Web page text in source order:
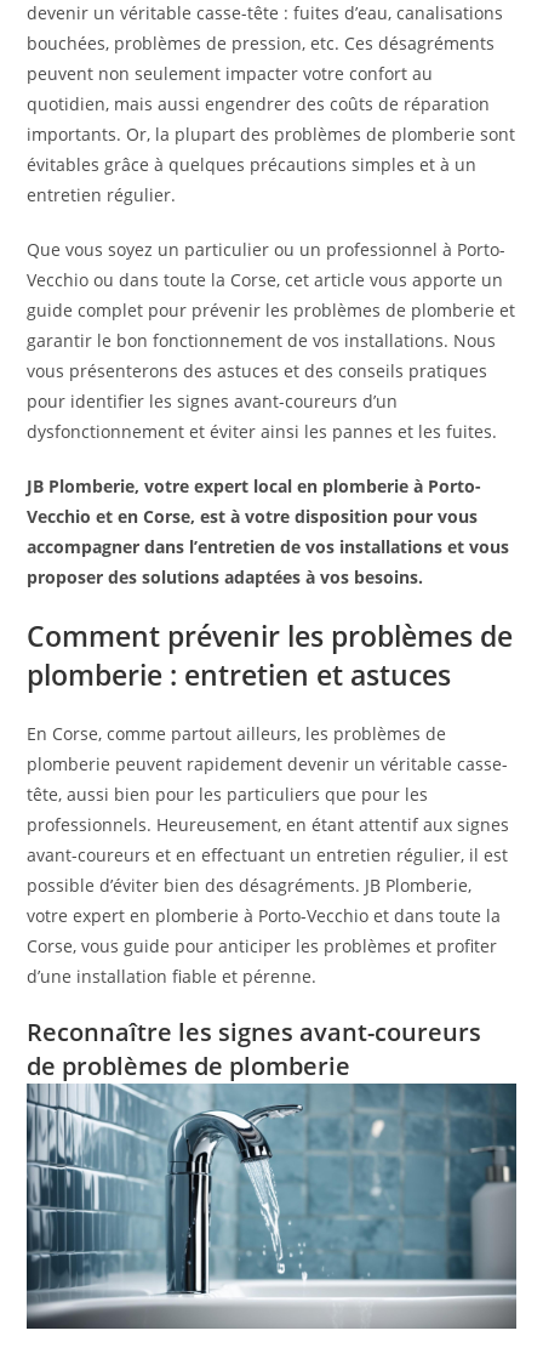
devenir un véritable casse-tête : fuites d’eau, canalisations
bouchées, problèmes de pression, etc. Ces désagréments
peuvent non seulement impacter votre confort au
quotidien, mais aussi engendrer des coûts de réparation
importants. Or, la plupart des problèmes de plomberie sont
évitables grâce à quelques précautions simples et à un
entretien régulier.
Que vous soyez un particulier ou un professionnel à Porto-
Vecchio ou dans toute la Corse, cet article vous apporte un
guide complet pour prévenir les problèmes de plomberie et
garantir le bon fonctionnement de vos installations. Nous
vous présenterons des astuces et des conseils pratiques
pour identifier les signes avant-coureurs d’un
dysfonctionnement et éviter ainsi les pannes et les fuites.
JB Plomberie, votre expert local en plomberie à Porto-
Vecchio et en Corse, est à votre disposition pour vous
accompagner dans l’entretien de vos installations et vous
proposer des solutions adaptées à vos besoins.
Comment prévenir les problèmes de
plomberie : entretien et astuces
En Corse, comme partout ailleurs, les problèmes de
plomberie peuvent rapidement devenir un véritable casse-
tête, aussi bien pour les particuliers que pour les
professionnels. Heureusement, en étant attentif aux signes
avant-coureurs et en effectuant un entretien régulier, il est
possible d’éviter bien des désagréments. JB Plomberie,
votre expert en plomberie à Porto-Vecchio et dans toute la
Corse, vous guide pour anticiper les problèmes et profiter
d’une installation fiable et pérenne.
Reconnaître les signes avant-coureurs
de problèmes de plomberie